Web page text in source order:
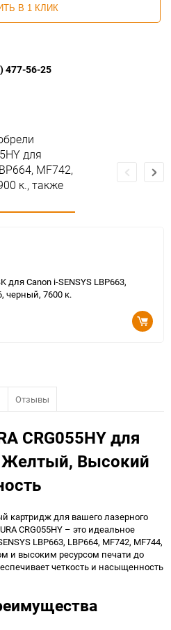
В 1 КЛИК
477-56-25
для
MF742,
к., также
для Canon i-SENSYS LBP663,
черный, 7600 к.
Отзывы
CRG055HY для
Желтый, Высокий
картридж для вашего лазерного
CRG055HY – это идеальное
LBP663, LBP664, MF742, MF744,
и высоким ресурсом печати до
четкость и насыщенность